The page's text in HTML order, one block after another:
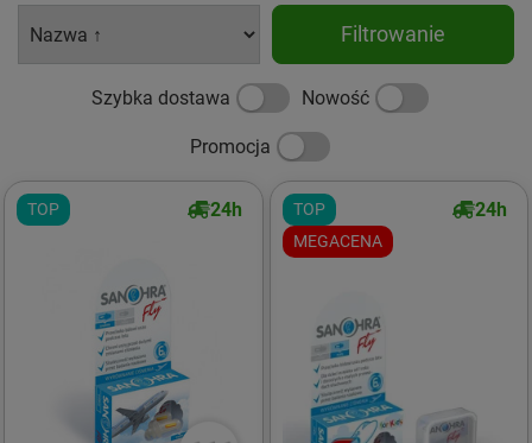
Filtrowanie
Szybka dostawa Nowość
Promocja
TOP 24h
TOP
MEGACENA
24h